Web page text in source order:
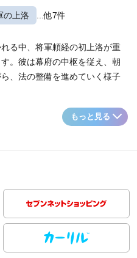
の上洛 ...他7件
る中、将軍頼経の初上洛が重
。彼は幕府の中枢を従え、朝
、法の整備を進めていく様子
もっと見る